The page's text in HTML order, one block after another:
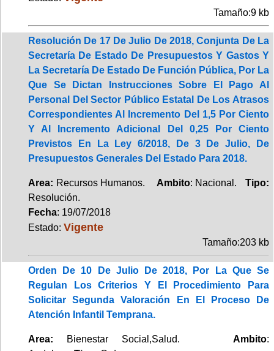
Tamaño:9 kb
Resolución De 17 De Julio De 2018, Conjunta De La
Secretaría De Estado De Presupuestos Y Gastos Y
La Secretaría De Estado De Función Pública, Por La
Que Se Dictan Instrucciones Sobre El Pago Al
Personal Del Sector Público Estatal De Los Atrasos
Correspondientes Al Incremento Del 1,5 Por Ciento
Y Al Incremento Adicional Del 0,25 Por Ciento
Previstos En La Ley 6/2018, De 3 De Julio, De
Presupuestos Generales Del Estado Para 2018.
Area: Recursos Humanos. Ambito: Nacional.Tipo:
Resolución.
Fecha: 19/07/2018
Estado: Vigente
Tamaño:203 kb
Orden De 10 De Julio De 2018, Por La Que Se
Regulan Los Criterios Y El Procedimiento Para
Solicitar Segunda Valoración En El Proceso De
Atención Infantil Temprana.
Area: Bienestar Social,Salud. Ambito: